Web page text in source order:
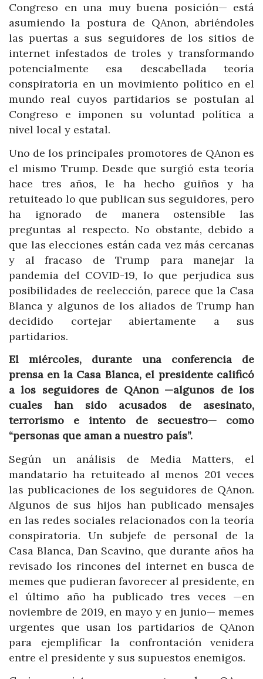
Congreso en una muy buena posición— está
asumiendo la postura de QAnon, abriéndoles
las puertas a sus seguidores de los sitios de
internet infestados de troles y transformando
potencialmente esa descabellada teoría
conspiratoria en un movimiento político en el
mundo real cuyos partidarios se postulan al
Congreso e imponen su voluntad política a
nivel local y estatal.
Uno de los principales promotores de QAnon es
el mismo Trump. Desde que surgió esta teoría
hace tres años, le ha hecho guiños y ha
retuiteado lo que publican sus seguidores, pero
ha ignorado de manera ostensible las
preguntas al respecto. No obstante, debido a
que las elecciones están cada vez más cercanas
y al fracaso de Trump para manejar la
pandemia del COVID-19, lo que perjudica sus
posibilidades de reelección, parece que la Casa
Blanca y algunos de los aliados de Trump han
decidido cortejar abiertamente a sus
partidarios.
El miércoles, durante una conferencia de
prensa en la Casa Blanca, el presidente calificó
a los seguidores de QAnon —algunos de los
cuales han sido acusados de asesinato,
terrorismo e intento de secuestro— como
“personas que aman a nuestro país”.
Según un análisis de Media Matters, el
mandatario ha retuiteado al menos 201 veces
las publicaciones de los seguidores de QAnon.
Algunos de sus hijos han publicado mensajes
en las redes sociales relacionados con la teoría
conspiratoria. Un subjefe de personal de la
Casa Blanca, Dan Scavino, que durante años ha
revisado los rincones del internet en busca de
memes que pudieran favorecer al presidente, en
el último año ha publicado tres veces —en
noviembre de 2019, en mayo y en junio— memes
urgentes que usan los partidarios de QAnon
para ejemplificar la confrontación venidera
entre el presidente y sus supuestos enemigos.